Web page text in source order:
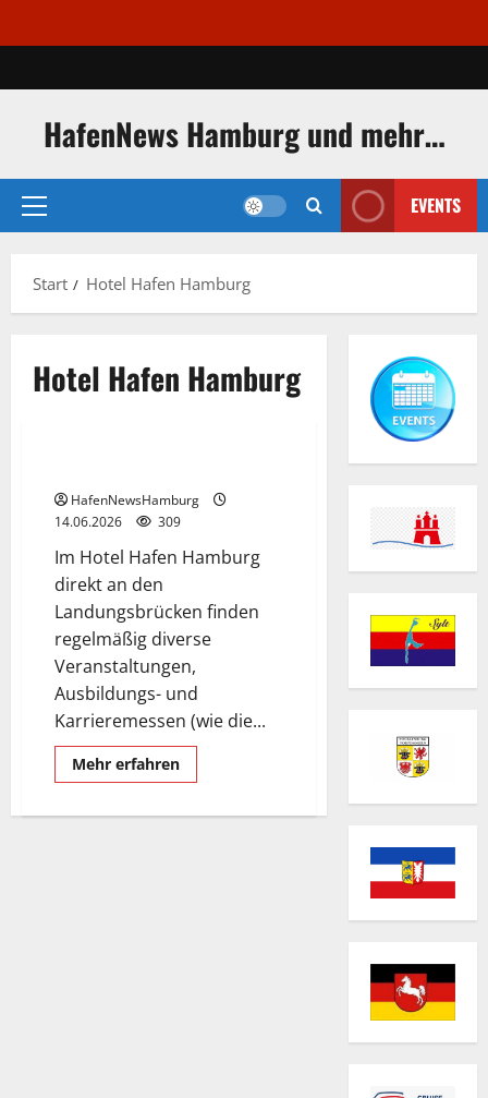
Inhalt
HafenNews Hamburg und mehr…
Primäres
EVENTS
Start Hotel Hafen Hamburg
Hotel Hafen Hamburg
Hotel
HafenNewsHamburg
14.06.2026
309
Im Hotel Hafen Hamburg
direkt an den
Landungsbrücken finden
regelmäßig diverse
Veranstaltungen,
Ausbildungs- und
Karrieremessen (wie die...
Mehr erfahrenMehr
Informationen
Hafen